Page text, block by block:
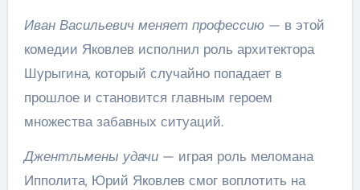
Иван Васильевич меняет профессию— в этой
комедии Яковлев исполнил роль архитектора
Шурыгина, который случайно попадает в
прошлое и становится главным героем
множества забавных ситуаций.
Джентльмены удачи— играя роль меломана
Ипполита, Юрий Яковлев смог воплотить на